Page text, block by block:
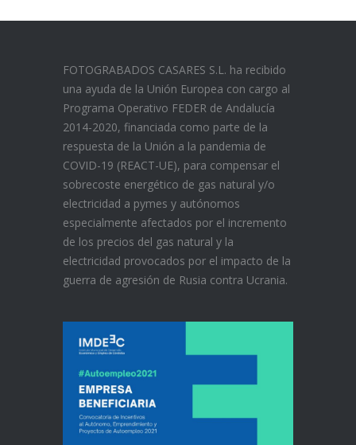
FOTOGRABADOS CASARES S.L. ha recibido
una ayuda de la Unión Europea con cargo al
Programa Operativo FEDER de Andalucía
2014-2020, financiada como parte de la
respuesta de la Unión a la pandemia de
COVID-19 (REACT-UE), para compensar el
sobrecoste energético de gas natural y/o
electricidad a pymes y autónomos
especialmente afectados por el incremento
de los precios del gas natural y la
electricidad provocados por el impacto de la
guerra de agresión de Rusia contra Ucrania.